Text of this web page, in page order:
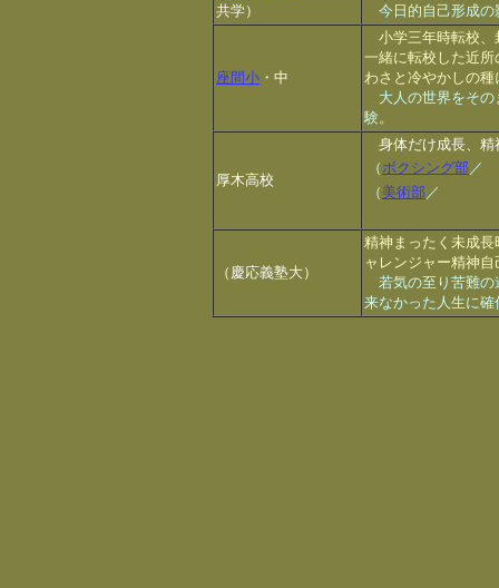
共学）
今日的自己形成の
座間小 ・中
小学三年時転校、
一緒に転校した近
わさと冷やかしの種
大人の世界をそ
験。
厚木高校
身体だけ成長、精
（ ボクシング部 ／
（ 美術部 ／
（慶応義塾大）
精神まったく未成
ャレンジャー精神
若気の至り苦難の
来なかった人生に